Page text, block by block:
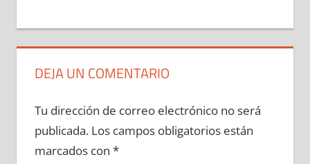
DEJA UN COMENTARIO
Tu dirección de correo electrónico no será
publicada. Los campos obligatorios están
marcados con *